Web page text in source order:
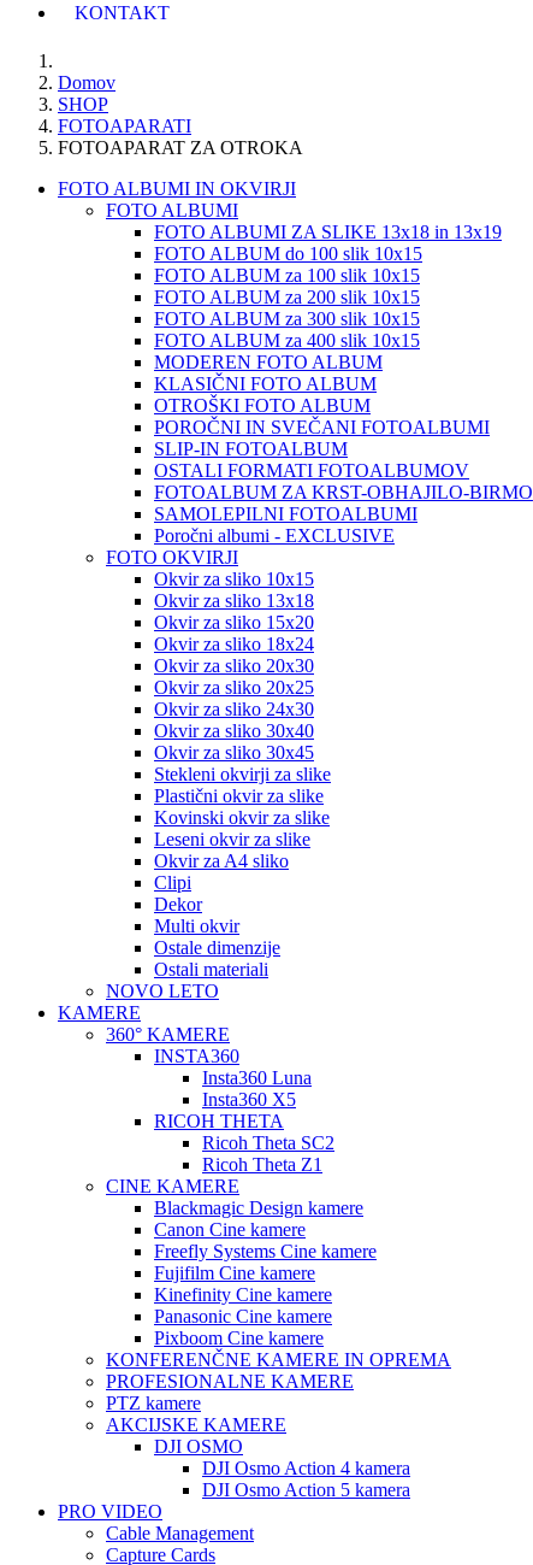
KONTAKT
Domov
SHOP
FOTOAPARATI
FOTOAPARAT ZA OTROKA
FOTO ALBUMI IN OKVIRJI
FOTO ALBUMI
FOTO ALBUMI ZA SLIKE 13x18 in 13x19
FOTO ALBUM do 100 slik 10x15
FOTO ALBUM za 100 slik 10x15
FOTO ALBUM za 200 slik 10x15
FOTO ALBUM za 300 slik 10x15
FOTO ALBUM za 400 slik 10x15
MODEREN FOTO ALBUM
KLASIČNI FOTO ALBUM
OTROŠKI FOTO ALBUM
POROČNI IN SVEČANI FOTOALBUMI
SLIP-IN FOTOALBUM
OSTALI FORMATI FOTOALBUMOV
FOTOALBUM ZA KRST-OBHAJILO-BIRMO
SAMOLEPILNI FOTOALBUMI
Poročni albumi - EXCLUSIVE
FOTO OKVIRJI
Okvir za sliko 10x15
Okvir za sliko 13x18
Okvir za sliko 15x20
Okvir za sliko 18x24
Okvir za sliko 20x30
Okvir za sliko 20x25
Okvir za sliko 24x30
Okvir za sliko 30x40
Okvir za sliko 30x45
Stekleni okvirji za slike
Plastični okvir za slike
Kovinski okvir za slike
Leseni okvir za slike
Okvir za A4 sliko
Clipi
Dekor
Multi okvir
Ostale dimenzije
Ostali materiali
NOVO LETO
KAMERE
360° KAMERE
INSTA360
Insta360 Luna
Insta360 X5
RICOH THETA
Ricoh Theta SC2
Ricoh Theta Z1
CINE KAMERE
Blackmagic Design kamere
Canon Cine kamere
Freefly Systems Cine kamere
Fujifilm Cine kamere
Kinefinity Cine kamere
Panasonic Cine kamere
Pixboom Cine kamere
KONFERENČNE KAMERE IN OPREMA
PROFESIONALNE KAMERE
PTZ kamere
AKCIJSKE KAMERE
DJI OSMO
DJI Osmo Action 4 kamera
DJI Osmo Action 5 kamera
PRO VIDEO
Cable Management
Capture Cards